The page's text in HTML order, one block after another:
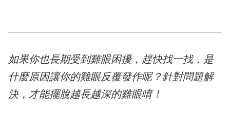
如果你也長期受到雞眼困擾，趕快找一找，是
什麼原因讓你的雞眼反覆發作呢？針對問題解
決，才能擺脫越長越深的雞眼唷！